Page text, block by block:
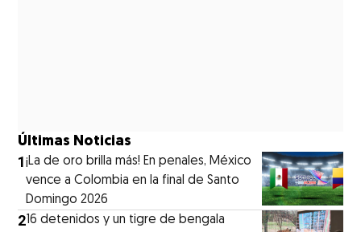
Últimas Noticias
1¡La de oro brilla más! En penales, México
vence a Colombia en la final de Santo
Domingo 2026
216 detenidos y un tigre de bengala